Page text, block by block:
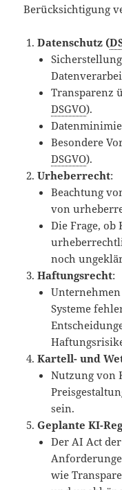
Berücksichtigung
Datenschutz (
Transparenz
DSGVO).
Besondere
DSGVO).
Urheberrecht:
Beachtung
von
Die Frage, ob
noch
Haftungsrecht:
Systeme
Kartell- und
Nutzung von
sein.
Geplante KI-
Der AI Act
wie